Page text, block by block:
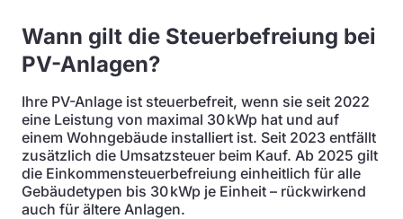
Wann gilt die Steuerbefreiung bei
PV-Anlagen?
Ihre PV-Anlage ist steuerbefreit, wenn sie seit 2022
eine Leistung von maximal 30 kWp hat und auf
einem Wohngebäude installiert ist. Seit 2023 entfällt
zusätzlich die Umsatzsteuer beim Kauf. Ab 2025 gilt
die Einkommensteuerbefreiung einheitlich für alle
Gebäudetypen bis 30 kWp je Einheit – rückwirkend
auch für ältere Anlagen.